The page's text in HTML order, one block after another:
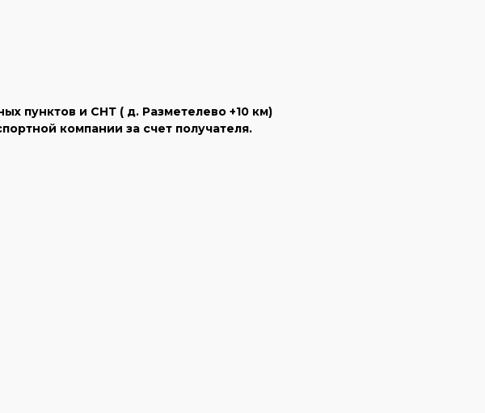
пунктов и СНТ ( д. Разметелево +10 км)
компании за счет получателя.